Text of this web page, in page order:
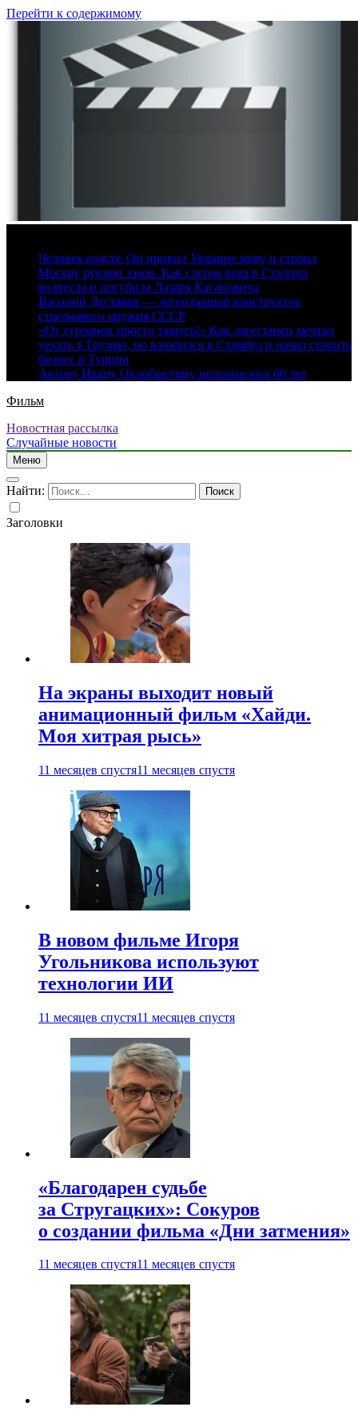
Перейти к содержимому
Человек вождя. Он привил Украине мову и строил
Москву руками зэков. Как слепая вера в Сталина
вознесла и погубила Лазаря Кагановича
Василий Дегтярев — легендарный конструктор
стрелкового оружия СССР
«От турчанок просто тащусь!» Как дагестанец мечтал
уехать в Грузию, но влюбился в Стамбул и начал строить
бизнес в Турции
Актеру Ивану Охлобыстину исполнилось 60 лет
Фильм
Новостная рассылка
Случайные новости
Меню
Найти:
Заголовки
На экраны выходит новый
анимационный фильм «Хайди.
Моя хитрая рысь»
11 месяцев спустя11 месяцев спустя
В новом фильме Игоря
Угольникова используют
технологии ИИ
11 месяцев спустя11 месяцев спустя
«Благодарен судьбе
за Стругацких»: Сокуров
о создании фильма «Дни затмения»
11 месяцев спустя11 месяцев спустя